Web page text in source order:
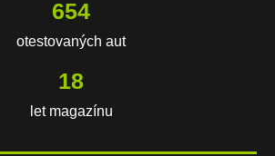
654
otestovaných aut
18
let magazínu